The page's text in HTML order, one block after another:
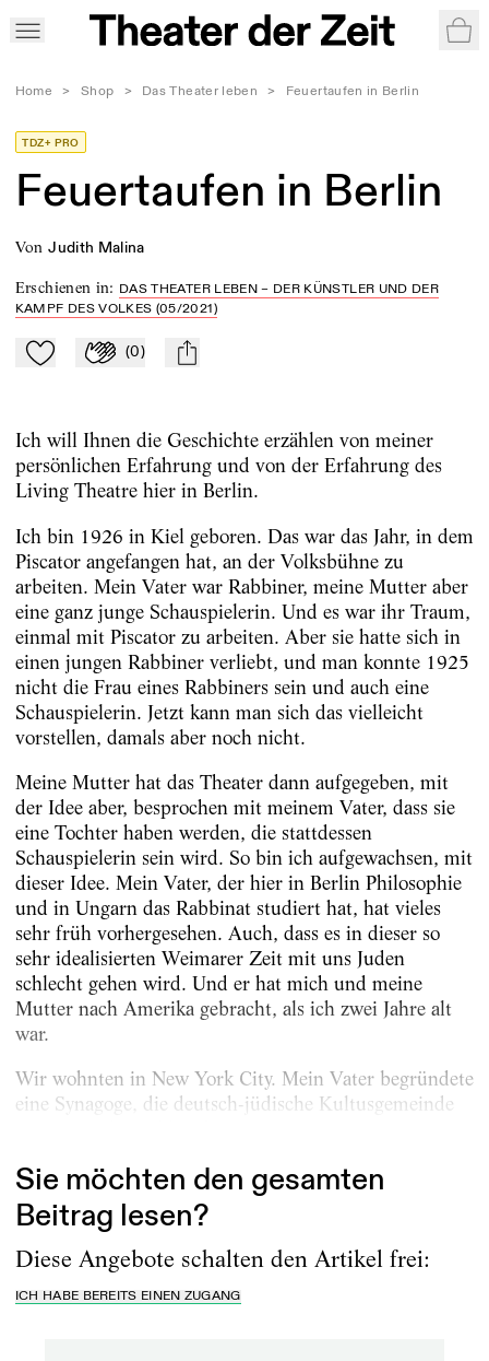
Home > Shop > Das Theater leben > Feuertaufen in Berlin
TDZ+ PRO
Feuertaufen in Berlin
von Judith Malina
Erschienen in: DAS THEATER LEBEN – DER KÜNSTLER UND DER
KAMPF DES VOLKES (05/2021)
Zu Mein-TdZ hinzufügen
Applaudieren
(0) mail
Ich will Ihnen die Geschichte erzählen von meiner
persönlichen Erfahrung und von der Erfahrung des
Living Theatre hier in Berlin.
Ich bin 1926 in Kiel geboren. Das war das Jahr, in dem
Piscator angefangen hat, an der Volksbühne zu
arbeiten. Mein Vater war Rabbiner, meine Mutter aber
eine ganz junge Schauspielerin. Und es war ihr Traum,
einmal mit Piscator zu arbeiten. Aber sie hatte sich in
einen jungen Rabbiner verliebt, und man konnte 1925
nicht die Frau eines Rabbiners sein und auch eine
Schauspielerin. Jetzt kann man sich das vielleicht
vorstellen, damals aber noch nicht.
Meine Mutter hat das Theater dann aufgegeben, mit
der Idee aber, besprochen mit meinem Vater, dass sie
eine Tochter haben werden, die stattdessen
Schauspielerin sein wird. So bin ich aufgewachsen, mit
dieser Idee. Mein Vater, der hier in Berlin Philosophie
und in Ungarn das Rabbinat studiert hat, hat vieles
sehr früh vorhergesehen. Auch, dass es in dieser so
sehr idealisierten Weimarer Zeit mit uns Juden
schlecht gehen wird. Und er hat mich und meine
Mutter nach Amerika gebracht, als ich zwei Jahre alt
war.
Wir wohnten in New York City. Mein Vater begründete
eine Synagoge, die deutsch-jüdische Kultusgemeinde
Sie möchten den gesamten
Beitrag lesen?
Diese Angebote schalten den Artikel frei:
ICH HABE BEREITS EINEN ZUGANG